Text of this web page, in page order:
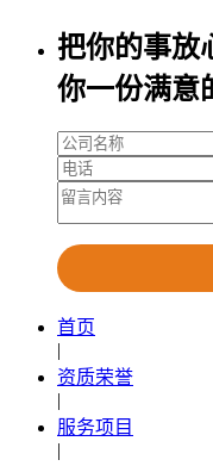
把你的事放
你一份满意
首页
|
资质荣誉
|
服务项目
|